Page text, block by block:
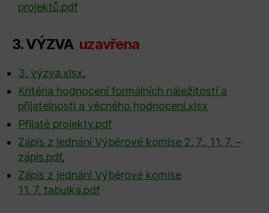
projektů.pdf
3. VÝZVA uzavřena
3. výzva.xlsx,
Kritéria hodnocení formálních náležitostí a
přijatelnosti a věcného hodnocení.xlsx
Přijaté projekty.pdf
Zápis z jednání Výběrové komise 2. 7., 11. 7. –
zápis.pdf,
Zápis z jednání Výběrové komise
11. 7. tabulka.pdf